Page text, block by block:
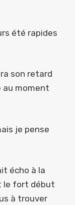
été rapides
son retard
au moment
je pense
écho à la
le fort début
à trouver